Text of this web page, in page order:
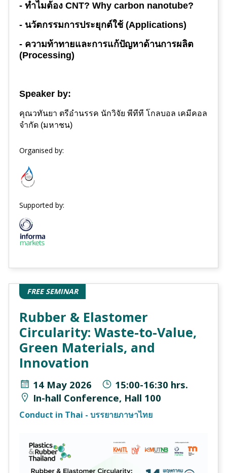
- ทำไมต้อง CNT? Why carbon nanotube?
- นวัตกรรมการประยุกต์ใช้ (Applications)
- ความท้าทายและการแก้ปัญหาด้านการผลิต
(Processing)
Speaker by:
คุณวทันยา ตรีอำนรรค นักวิจัย พีทีที โกลบอล เคมีคอล
จำกัด (มหาชน)
Organised by:
Supported by:
FREE SEMINAR
Rubber & Elastomer
Circularity: Waste-to-Value,
Green Materials, and
Innovation
14 May 2026
15:00-16:30 hrs.
In-hall Conference, Hall 100
Conduct in Thai - บรรยายภาษาไทย